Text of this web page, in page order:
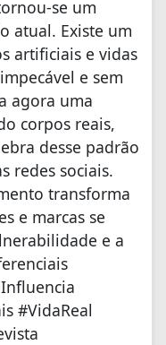
se um
atual. Existe um
artificiais e vidas
e sem
agora uma
corpos reais,
desse padrão
redes sociais.
transforma
e marcas se
e a
#VidaReal